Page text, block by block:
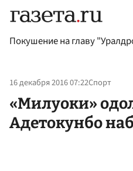
Покушение на главу
16 декабря 2016 07:22Спорт
«Милуоки»
Адетокунбо